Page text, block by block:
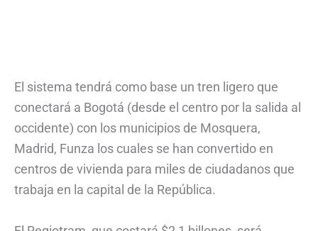
El sistema tendrá como base un tren ligero que
conectará a Bogotá (desde el centro por la salida al
occidente) con los municipios de Mosquera,
Madrid, Funza los cuales se han convertido en
centros de vivienda para miles de ciudadanos que
trabaja en la capital de la República.